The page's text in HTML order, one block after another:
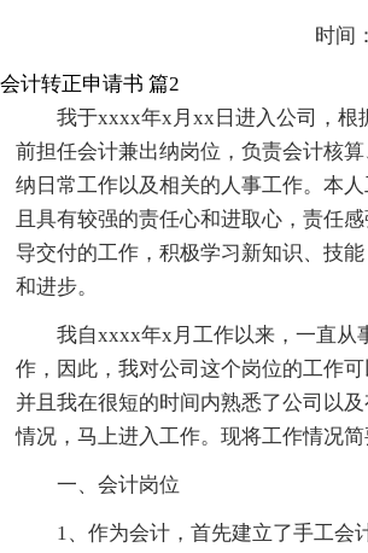
时间
会计转正申请书 篇2
我于xxxx年x月xx日进入公司，根
前担任会计兼出纳岗位，负责会计核
纳日常工作以及相关的人事工作。本
且具有较强的责任心和进取心，责任
导交付的工作，积极学习新知识、技
和进步。
我自xxxx年x月工作以来，一直从
作，因此，我对公司这个岗位的工作可
并且我在很短的时间内熟悉了公司以
情况，马上进入工作。现将工作情况简
一、会计岗位
1、作为会计，首先建立了手工会